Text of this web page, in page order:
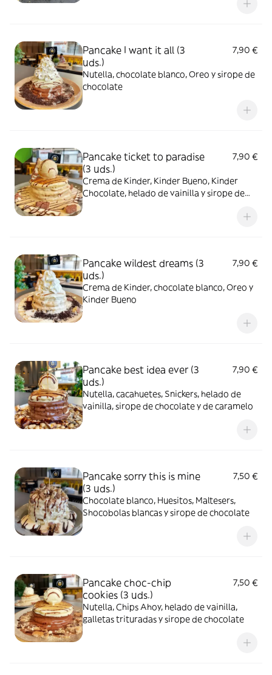
Pancake I want it all (3
uds.)
7,90 €
Nutella, chocolate blanco, Oreo y sirope de
chocolate
Pancake ticket to paradise
(3 uds.)
7,90 €
Crema de Kinder, Kinder Bueno, Kinder
Chocolate, helado de vainilla y sirope de
Pancake wildest dreams (3
uds.)
7,90 €
Crema de Kinder, chocolate blanco, Oreo y
Kinder Bueno
Pancake best idea ever (3
uds.)
7,90 €
Nutella, cacahuetes, Snickers, helado de
vainilla, sirope de chocolate y de caramelo
Pancake sorry this is mine
(3 uds.)
7,50 €
Chocolate blanco, Huesitos, Maltesers,
Shocobolas blancas y sirope de chocolate
Pancake choc-chip
cookies (3 uds.)
7,50 €
Nutella, Chips Ahoy, helado de vainilla,
galletas trituradas y sirope de chocolate